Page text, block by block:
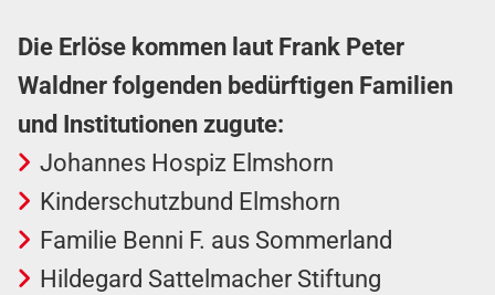
Die Erlöse kommen laut Frank Peter
Waldner folgenden bedürftigen Familien
und Institutionen zugute:
Johannes Hospiz Elmshorn
Kinderschutzbund Elmshorn
Familie Benni F. aus Sommerland
Hildegard Sattelmacher Stiftung